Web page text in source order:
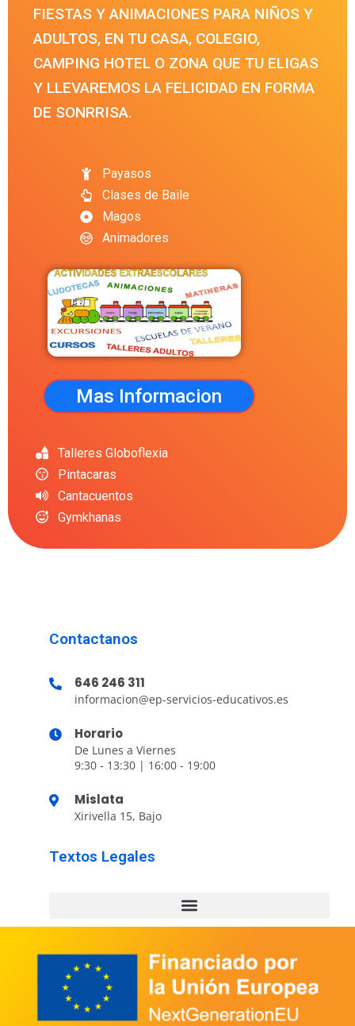
FIESTAS Y ANIMACIONES PARA NIÑOS Y
ADULTOS, EN TU CASA, COLEGIO,
CAMPING HOTEL O ZONA QUE TU ELIGAS
Y LLEVAREMOS LA FELICIDAD EN FORMA
DE SONRRISA.
Payasos
Clases de Baile
Magos
Animadores
Mas Informacion
Talleres Globoflexia
Pintacaras
Cantacuentos
Gymkhanas
Contactanos
646 246 311
informacion@ep-servicios-educativos.es
Horario
De Lunes a Viernes
9:30 - 13:30 | 16:00 - 19:00
Mislata
Xirivella 15, Bajo
Textos Legales